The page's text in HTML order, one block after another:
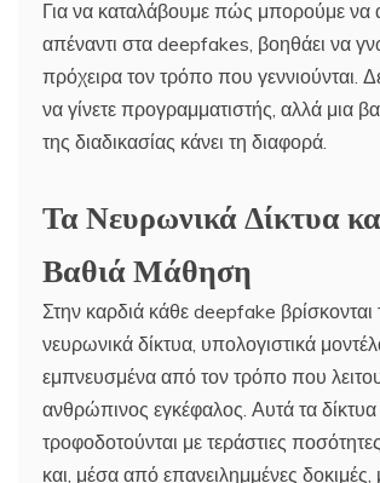
Για να καταλάβουμε πώς μπορούμε να
απέναντι στα deepfakes, βοηθάει να
πρόχειρα τον τρόπο που γεννιούνται.
να γίνετε προγραμματιστής, αλλά μια
της διαδικασίας κάνει τη διαφορά.
Τα Νευρωνικά Δίκτυα
Βαθιά Μάθηση
Στην καρδιά κάθε deepfake βρίσκονται
νευρωνικά δίκτυα, υπολογιστικά
εμπνευσμένα από τον τρόπο που
ανθρώπινος εγκέφαλος. Αυτά τα δίκτυα
τροφοδοτούνται με τεράστιες
και, μέσα από επανειλημμένες